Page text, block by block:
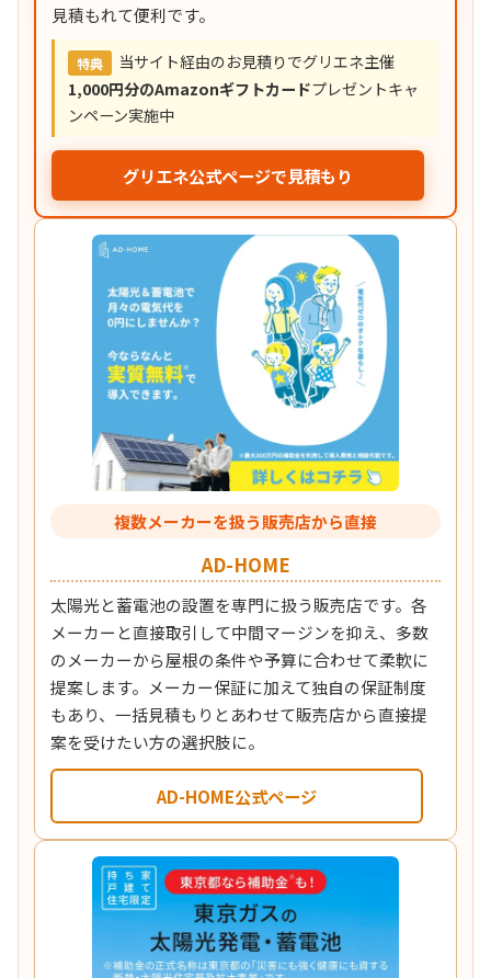
見積もれて便利です。
特典
当サイト経由のお見積りでグリエネ主催
1,000円分のAmazonギフトカードプレゼントキャ
ンペーン実施中
グリエネ公式ページで見積もり
複数メーカーを扱う販売店から直接
AD-HOME
太陽光と蓄電池の設置を専門に扱う販売店です。各
メーカーと直接取引して中間マージンを抑え、多数
のメーカーから屋根の条件や予算に合わせて柔軟に
提案します。メーカー保証に加えて独自の保証制度
もあり、一括見積もりとあわせて販売店から直接提
案を受けたい方の選択肢に。
AD-HOME公式ページ